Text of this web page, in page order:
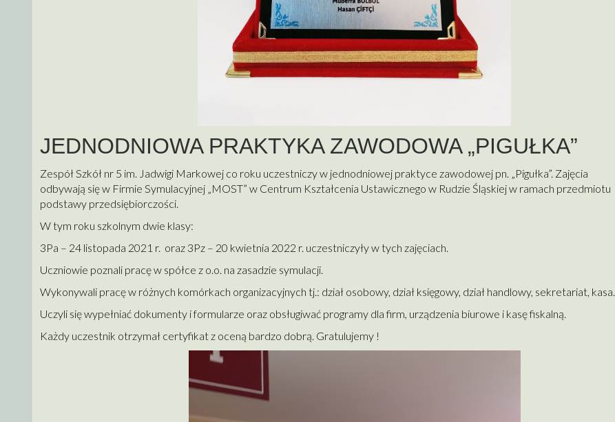
JEDNODNIOWA PRAKTYKA ZAWODOWA „PIGUŁKA”
Zespół Szkół nr 5 im. Jadwigi Markowej co roku uczestniczy w jednodniowej praktyce zawodowej pn. „Pigułka”. Zajęcia
odbywają się w Firmie Symulacyjnej „MOST” w Centrum Kształcenia Ustawicznego w Rudzie Śląskiej w ramach przedmiotu
podstawy przedsiębiorczości.
W tym roku szkolnym dwie klasy:
3Pa – 24 listopada 2021 r. oraz 3Pz – 20 kwietnia 2022 r. uczestniczyły w tych zajęciach.
Uczniowie poznali pracę w spółce z o.o. na zasadzie symulacji.
Wykonywali pracę w różnych komórkach organizacyjnych tj.: dział osobowy, dział księgowy, dział handlowy, sekretariat, kasa.
Uczyli się wypełniać dokumenty i formularze oraz obsługiwać programy dla firm, urządzenia biurowe i kasę fiskalną.
Każdy uczestnik otrzymał certyfikat z oceną bardzo dobrą. Gratulujemy !